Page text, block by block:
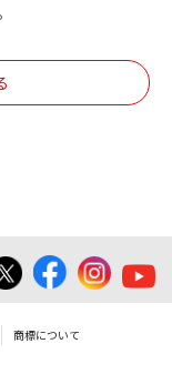
渡あるいは
に使用され
商標について